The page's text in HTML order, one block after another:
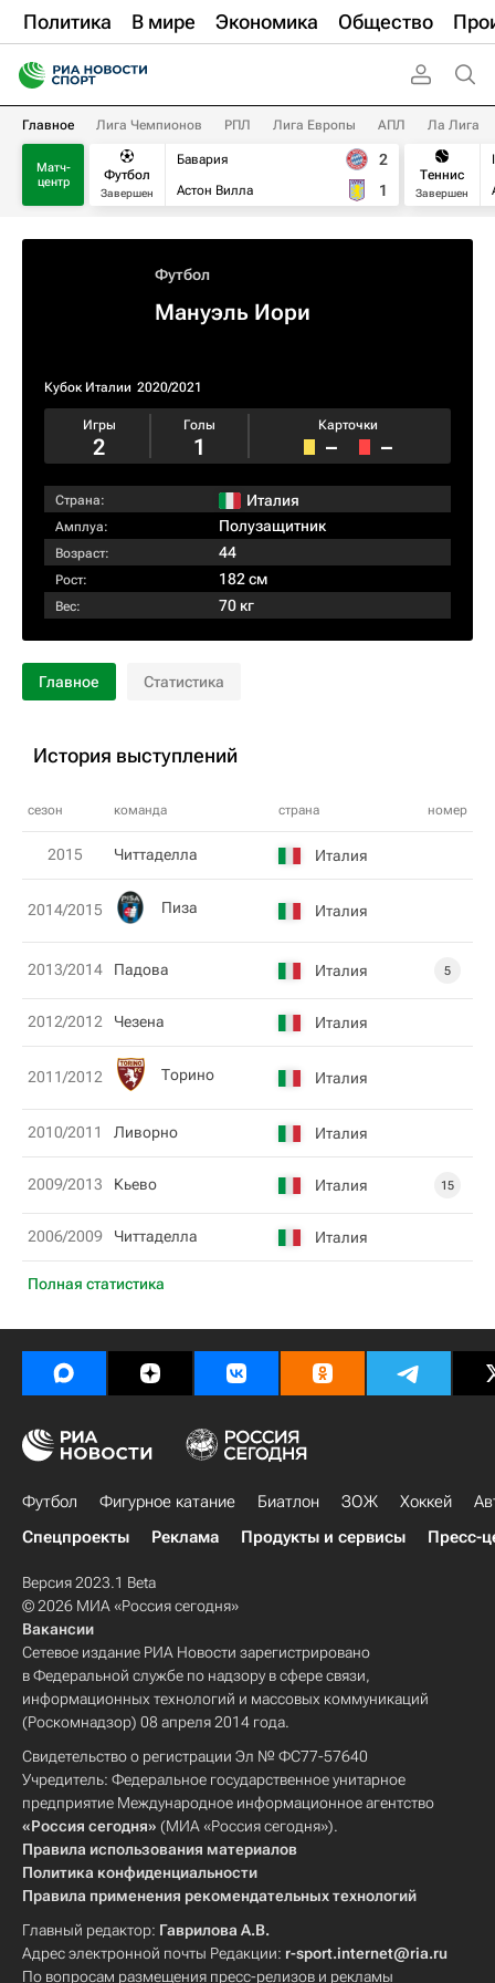
Политика В мире Экономика Общество
Главное Лига Чемпионов РПЛ Лига Европы АПЛ Ла Лига
Матч-
центр
Футбол
Завершен
Бавария
Астон Вилла
2
1
Теннис
Завершен
Футбол
Мануэль Иори
Кубок Италии 2020/2021
Игры
2
Голы
1
Карточки
– –
Страна: Италия
Амплуа: Полузащитник
Возраст: 44
Рост: 182 см
Вес: 70 кг
Главное Статистика
История выступлений
сезон команда страна номер
Полная статистика
2015 Читтаделла Италия
2014/2015 Пиза Италия
2013/2014 Падова Италия 5
2012/2012 Чезена Италия
2011/2012 Торино Италия
2010/2011 Ливорно Италия
2009/2013 Кьево Италия 15
2006/2009 Читтаделла Италия
Футбол Фигурное катание Биатлон ЗОЖ Хоккей
Спецпроекты
Реклама Продукты и сервисы Пресс-
Версия 2023.1 Beta
© 2026 МИА «Россия сегодня»
Вакансии
Сетевое издание РИА Новости зарегистрировано
в Федеральной службе по надзору в сфере связи,
информационных технологий и массовых коммуникаций
(Роскомнадзор) 08 апреля 2014 года.
Свидетельство о регистрации Эл № ФС77-57640
Учредитель: Федеральное государственное унитарное
предприятие Международное информационное агентство
«Россия сегодня» (МИА «Россия сегодня»).
Правила использования материалов
Политика конфиденциальности
Правила применения рекомендательных технологий
Главный редактор: Гаврилова А.В.
Адрес электронной почты Редакции: r-sport.internet@ria.ru
По вопросам размещения пресс-релизов и рекламы